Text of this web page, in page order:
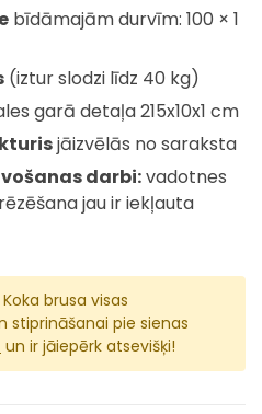
bīdāmajām durvīm: 100 × 1
(iztur slodzi līdz 40 kg)
garā detaļa 215x10x1 cm
jāizvēlās no saraksta
darbi:vadotnes
jau ir iekļauta
Koka brusa visas
stiprināšanai pie sienas
un ir jāiepērk atsevišķi!